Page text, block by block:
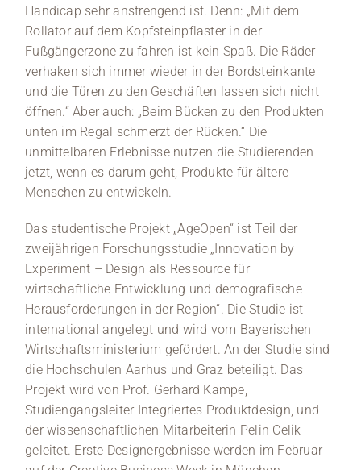
Handicap sehr anstrengend ist. Denn: „Mit dem
Rollator auf dem Kopfsteinpflaster in der
Fußgängerzone zu fahren ist kein Spaß. Die Räder
verhaken sich immer wieder in der Bordsteinkante
und die Türen zu den Geschäften lassen sich nicht
öffnen.“ Aber auch: „Beim Bücken zu den Produkten
unten im Regal schmerzt der Rücken.“ Die
unmittelbaren Erlebnisse nutzen die Studierenden
jetzt, wenn es darum geht, Produkte für ältere
Menschen zu entwickeln.
Das studentische Projekt „AgeOpen“ ist Teil der
zweijährigen Forschungsstudie „Innovation by
Experiment – Design als Ressource für
wirtschaftliche Entwicklung und demografische
Herausforderungen in der Region“. Die Studie ist
international angelegt und wird vom Bayerischen
Wirtschaftsministerium gefördert. An der Studie sind
die Hochschulen Aarhus und Graz beteiligt. Das
Projekt wird von Prof. Gerhard Kampe,
Studiengangsleiter Integriertes Produktdesign, und
der wissenschaftlichen Mitarbeiterin Pelin Celik
geleitet. Erste Designergebnisse werden im Februar